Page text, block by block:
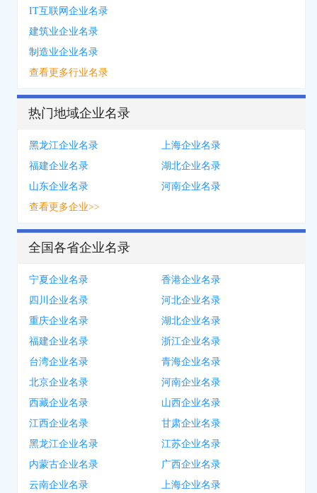
IT互联网企业名录
建筑业企业名录
制造业企业名录
查看更多行业名录
热门地域企业名录
黑龙江企业名录
上海企业名录
福建企业名录
湖北企业名录
山东企业名录
河南企业名录
查看更多企业>>
全国各省企业名录
宁夏企业名录
香港企业名录
四川企业名录
河北企业名录
重庆企业名录
湖北企业名录
福建企业名录
浙江企业名录
台湾企业名录
青海企业名录
北京企业名录
河南企业名录
西藏企业名录
山西企业名录
江西企业名录
甘肃企业名录
黑龙江企业名录
江苏企业名录
内蒙古企业名录
广西企业名录
云南企业名录
上海企业名录